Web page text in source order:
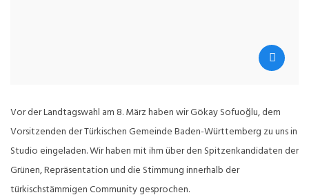
Vor der Landtagswahl am 8. März haben wir Gökay Sofuoğlu, dem
Vorsitzenden der Türkischen Gemeinde Baden-Württemberg zu uns in
Studio eingeladen. Wir haben mit ihm über den Spitzenkandidaten der
Grünen, Repräsentation und die Stimmung innerhalb der
türkischstämmigen Community gesprochen.